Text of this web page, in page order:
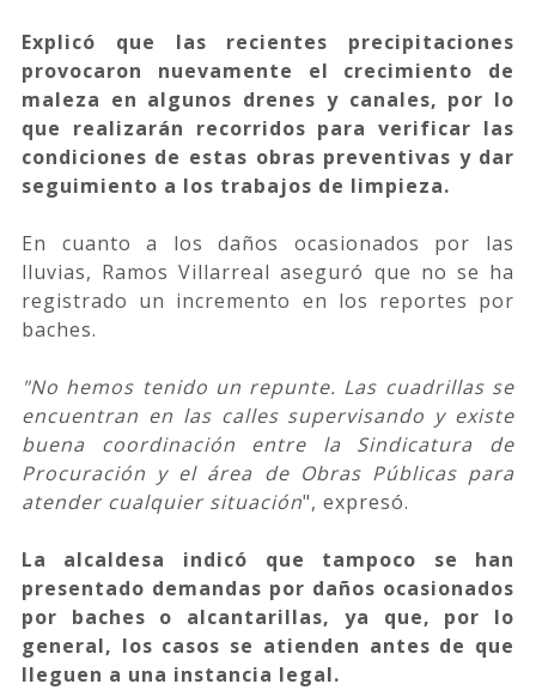
Explicó que las recientes precipitaciones
provocaron nuevamente el crecimiento de
maleza en algunos drenes y canales, por lo
que realizarán recorridos para verificar las
condiciones de estas obras preventivas y dar
seguimiento a los trabajos de limpieza.
En cuanto a los daños ocasionados por las
lluvias, Ramos Villarreal aseguró que no se ha
registrado un incremento en los reportes por
baches.
"No hemos tenido un repunte. Las cuadrillas se
encuentran en las calles supervisando y existe
buena coordinación entre la Sindicatura de
Procuración y el área de Obras Públicas para
atender cualquier situación", expresó.
La alcaldesa indicó que tampoco se han
presentado demandas por daños ocasionados
por baches o alcantarillas, ya que, por lo
general, los casos se atienden antes de que
lleguen a una instancia legal.